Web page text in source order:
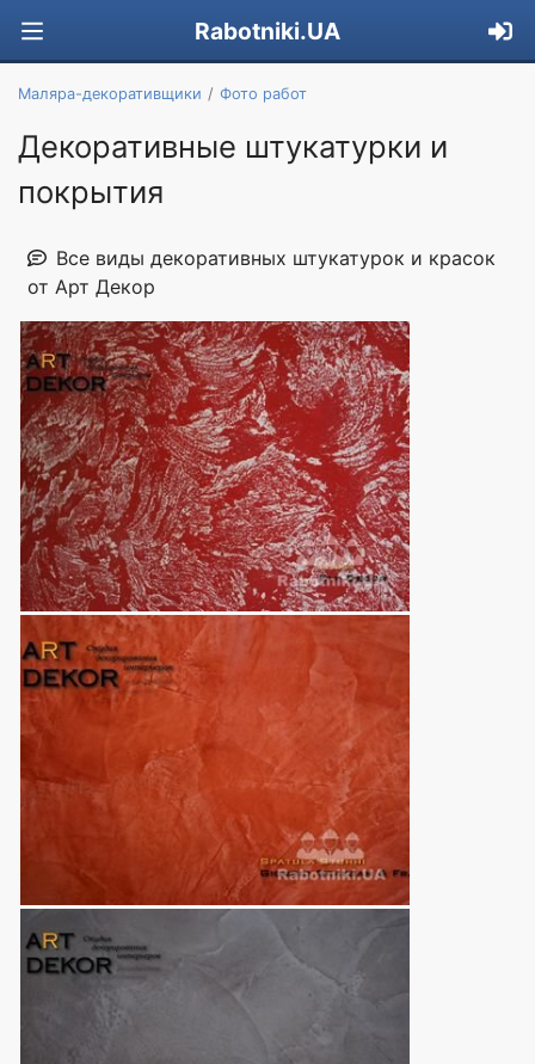
Rabotniki.UA
Маляра-декоративщики Фото работ
Декоративные штукатурки и
покрытия
Все виды декоративных штукатурок и красок
от Арт Декор